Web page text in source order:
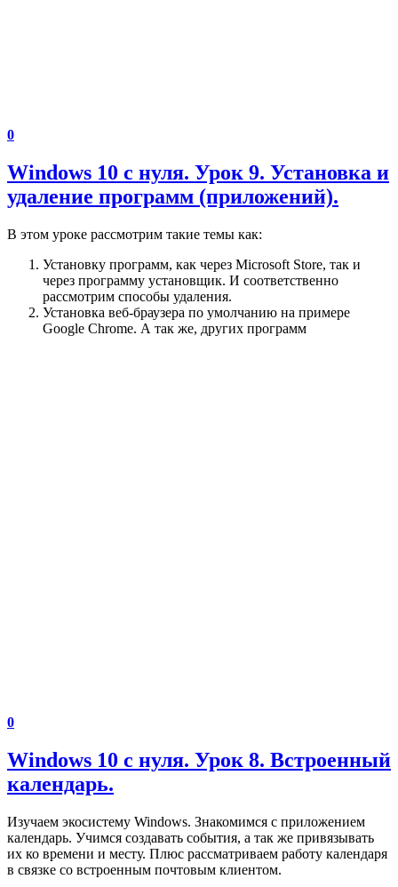
0
Windows 10 с нуля. Урок 9. Установка и
удаление программ (приложений).
В этом уроке рассмотрим такие темы как:
Установку программ, как через Microsoft Store, так и
через программу установщик. И соответственно
рассмотрим способы удаления.
Установка веб-браузера по умолчанию на примере
Google Chrome. А так же, других программ
0
Windows 10 с нуля. Урок 8. Встроенный
календарь.
Изучаем экосистему Windows. Знакомимся с приложением
календарь. Учимся создавать события, а так же привязывать
их ко времени и месту. Плюс рассматриваем работу календаря
в связке со встроенным почтовым клиентом.